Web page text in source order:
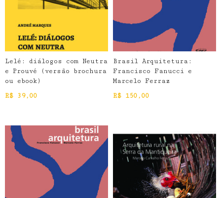
Lelé: diálogos com Neutra
e Prouvé (versão brochura
ou ebook)
R$ 39,00
Brasil Arquitetura:
Francisco Fanucci e
Marcelo Ferraz
R$ 150,00